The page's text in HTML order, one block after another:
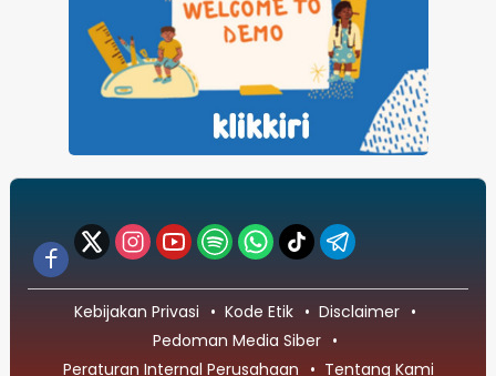
Kebijakan Privasi Kode Etik
Disclaimer
Pedoman Media Siber
Peraturan Internal Perusahaan
Tentang Kami